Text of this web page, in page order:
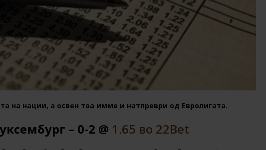
на нации, а освен тоа имме и натпреври од Евролигата.
– 0-2 @ 1.65 во 22Bet